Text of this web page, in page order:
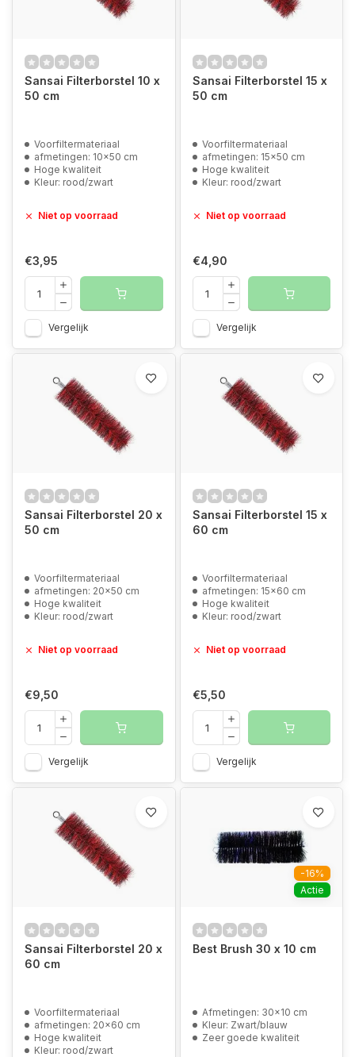
Sansai Filterborstel 10 x
50 cm
Voorfiltermateriaal
afmetingen: 10x50 cm
Hoge kwaliteit
Kleur: rood/zwart
Niet op voorraad
€3,95
Vergelijk
Sansai Filterborstel 15 x
50 cm
Voorfiltermateriaal
afmetingen: 15x50 cm
Hoge kwaliteit
Kleur: rood/zwart
Niet op voorraad
€4,90
Vergelijk
Sansai Filterborstel 20 x
50 cm
Voorfiltermateriaal
afmetingen: 20x50 cm
Hoge kwaliteit
Kleur: rood/zwart
Niet op voorraad
€9,50
Vergelijk
Sansai Filterborstel 15 x
60 cm
Voorfiltermateriaal
afmetingen: 15x60 cm
Hoge kwaliteit
Kleur: rood/zwart
Niet op voorraad
€5,50
Vergelijk
Sansai Filterborstel 20 x
60 cm
Voorfiltermateriaal
afmetingen: 20x60 cm
Hoge kwaliteit
Kleur: rood/zwart
-16%
Actie
Best Brush 30 x 10 cm
Afmetingen: 30x10 cm
Kleur: Zwart/blauw
Zeer goede kwaliteit